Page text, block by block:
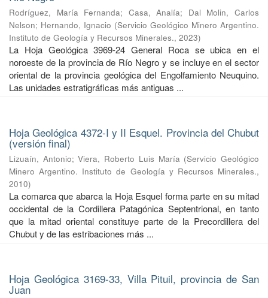
Rodríguez, María Fernanda; Casa, Analía; Dal Molin, Carlos
Nelson; Hernando, Ignacio (Servicio Geológico Minero Argentino.
Instituto de Geología y Recursos Minerales., 2023)
La Hoja Geológica 3969-24 General Roca se ubica en el
noroeste de la provincia de Río Negro y se incluye en el sector
oriental de la provincia geológica del Engolfamiento Neuquino.
Las unidades estratigráficas más antiguas ...
Hoja Geológica 4372-I y II Esquel. Provincia del Chubut
(versión final)
Lizuaín, Antonio;Viera, Roberto Luis María (Servicio Geológico
Minero Argentino. Instituto de Geología y Recursos Minerales.,
2010)
La comarca que abarca la Hoja Esquel forma parte en su mitad
occidental de la Cordillera Patagónica Septentrional, en tanto
que la mitad oriental constituye parte de la Precordillera del
Chubut y de las estribaciones más ...
Hoja Geológica 3169-33, Villa Pituil, provincia de San
Juan